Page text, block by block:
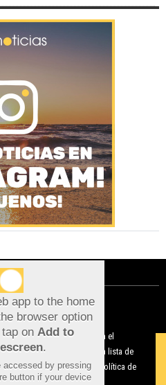
PUBLICIDAD
app to the home
browser option
on Add to
.
accessed by pressing
button if your device
Uso de cookies:
nuestras y de terceros para el
digital. Puedes consultar la lista de
Ver nuestra Política de